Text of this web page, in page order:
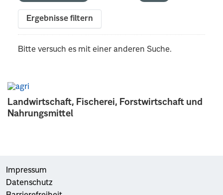
Landwirtschaft, Fischerei, Forstwirtschaft und
Nahrungsmittel
Ergebnisse filtern
Bitte versuch es mit einer anderen Suche.
Impressum
Datenschutz